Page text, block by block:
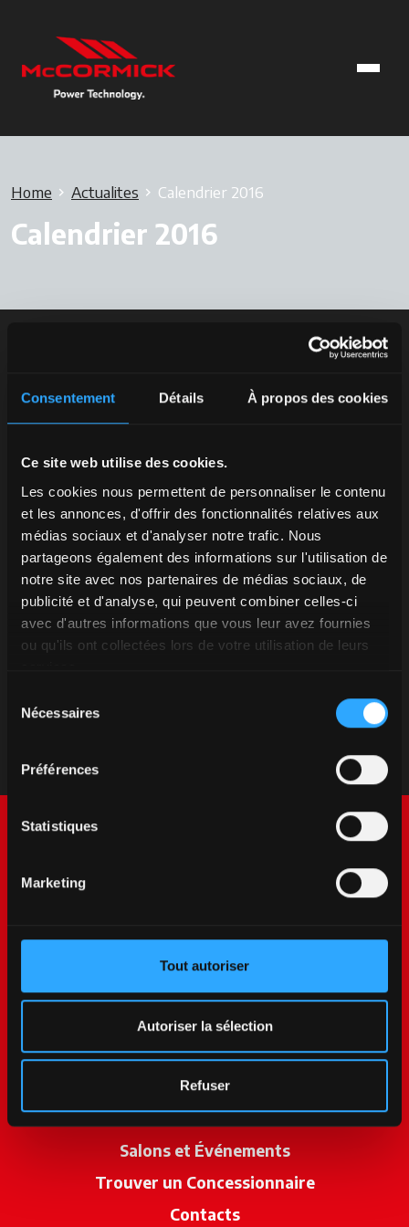
Consentement Détails À propos des cookies
Ce site web utilise des cookies.
Les cookies nous permettent de personnaliser le contenu
et les annonces, d'offrir des fonctionnalités relatives aux
médias sociaux et d'analyser notre trafic. Nous
partageons également des informations sur l'utilisation de
notre site avec nos partenaires de médias sociaux, de
publicité et d'analyse, qui peuvent combiner celles-ci
avec d'autres informations que vous leur avez fournies
ou qu'ils ont collectées lors de votre utilisation de leurs
Nécessaires
Préférences
Statistiques
Marketing
Tout autoriser
Autoriser la sélection
Refuser
Home Actualites Calendrier 2016
Calendrier 2016
Produits
Services
Promotions
Actualités
Salons et Événements
Trouver un Concessionnaires’ouvre
Contacts